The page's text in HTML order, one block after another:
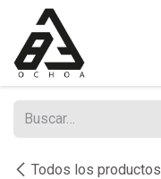
Ir al contenido
Todos los productos